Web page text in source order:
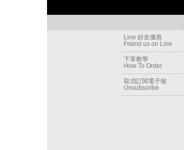
Line 好友優惠
Friend us on Line
下單教學
How To Order
取消訂閱電子報
Unsubscribe
Newsletter